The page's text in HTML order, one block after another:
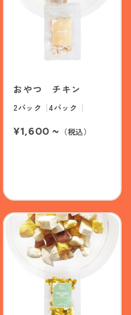
おやつ チキン
2パック 4パック
¥1,600 ~ （税込）